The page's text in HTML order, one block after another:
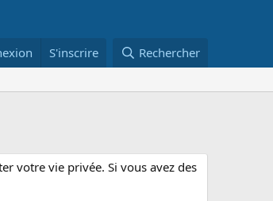
S'inscrire Rechercher
votre vie privée. Si vous avez des